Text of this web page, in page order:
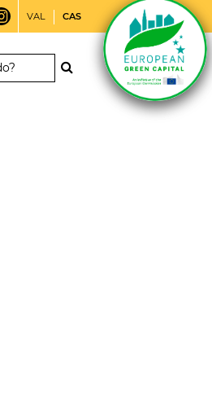
VAL CAS